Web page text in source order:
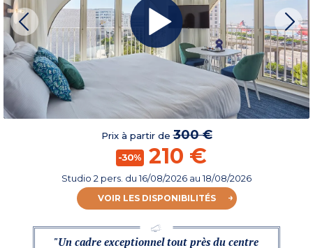
Prix à partir de300 €
-30% 210 €
Studio 2 pers. du16/08/2026 au 18/08/2026
VOIR LES DISPONIBILITÉS
"Un cadre exceptionnel tout près du centre